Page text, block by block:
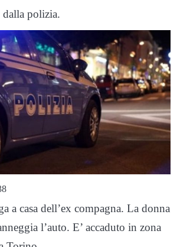
polizia.
a casa dell’ex compagna. La donna
l’auto. E’ accaduto in zona